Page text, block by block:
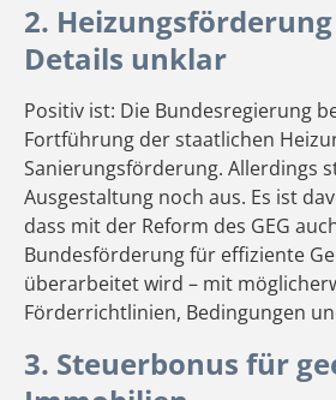
2.
Details unklar
Positiv ist: Die Bundesregierung
Fortführung der staatlichen
Sanierungsförderung. Allerdings
Ausgestaltung noch aus. Es ist
dass mit der Reform des GEG
Bundesförderung für effiziente
überarbeitet wird – mit
Förderrichtlinien, Bedingungen
3. Steuerbonus für